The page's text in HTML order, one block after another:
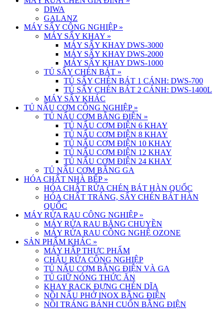
DIWA
GALANZ
MÁY SẤY CÔNG NGHIỆP »
MÁY SẤY KHAY »
MÁY SẤY KHAY DWS-3000
MÁY SẤY KHAY DWS-2000
MÁY SẤY KHAY DWS-1000
TỦ SẤY CHÉN BÁT »
TỦ SẤY CHÉN BÁT 1 CÁNH: DWS-700
TỦ SẤY CHÉN BÁT 2 CÁNH: DWS-1400L
MÁY SẤY KHÁC
TỦ NẤU CƠM CÔNG NGHIỆP »
TỦ NẤU CƠM BẰNG ĐIỆN »
TỦ NẤU CƠM ĐIỆN 6 KHAY
TỦ NẤU CƠM ĐIỆN 8 KHAY
TỦ NẤU CƠM ĐIỆN 10 KHAY
TỦ NẤU CƠM ĐIỆN 12 KHAY
TỦ NẤU CƠM ĐIỆN 24 KHAY
TỦ NẤU CƠM BẰNG GA
HÓA CHẤT NHÀ BẾP »
HÓA CHẤT RỬA CHÉN BÁT HÀN QUỐC
HÓA CHẤT TRÁNG, SẤY CHÉN BÁT HÀN
QUỐC
MÁY RỬA RAU CÔNG NGHIỆP »
MÁY RỬA RAU BĂNG CHUYỀN
MÁY RỬA RAU CÔNG NGHỆ OZONE
SẢN PHẨM KHÁC »
MÁY HẤP THỰC PHẨM
CHẬU RỬA CÔNG NGHIỆP
TỦ NẤU CƠM BẰNG ĐIỆN VÀ GA
TỦ GIỮ NÓNG THỨC ĂN
KHAY RACK ĐỰNG CHÉN DĨA
NỒI NẤU PHỞ INOX BẰNG ĐIỆN
NỒI TRÁNG BÁNH CUỐN BẰNG ĐIỆN